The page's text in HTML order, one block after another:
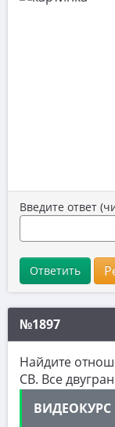
4.
11. Графики
13. Сложные
15. Неравенства
17.
18. Параметры
Введите ответ
Ответить
№1897
Найдите
CB. Все
ВИДЕОКУРС